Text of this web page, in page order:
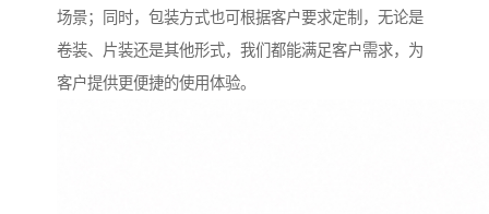
场景；同时，包装方式也可根据客户要求定制，无论是
卷装、片装还是其他形式，我们都能满足客户需求，为
客户提供更便捷的使用体验。